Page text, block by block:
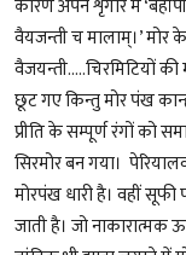
कारण अपने शृंगार में
वैयजन्ती च मालाम्।’
वैजयन्ती.....चिरमिटियों
छूट गए किन्तु मोर पंख
प्रीति के सम्पूर्ण रंगों को
सिरमोर बन गया।
मोरपंख धारी है। वहीं
जाती है। जो नाकारात्मक